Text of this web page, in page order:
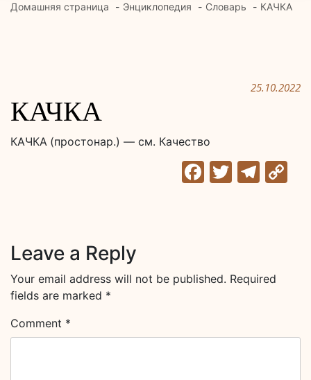
Домашняя страница Энциклопедия Словарь КАЧКА
25.10.2022
КАЧКА
КАЧКА (простонар.) — см. Качество
Facebook
Twitter
Leave a Reply
Your email address will not be published. Required
fields are marked *
Comment *